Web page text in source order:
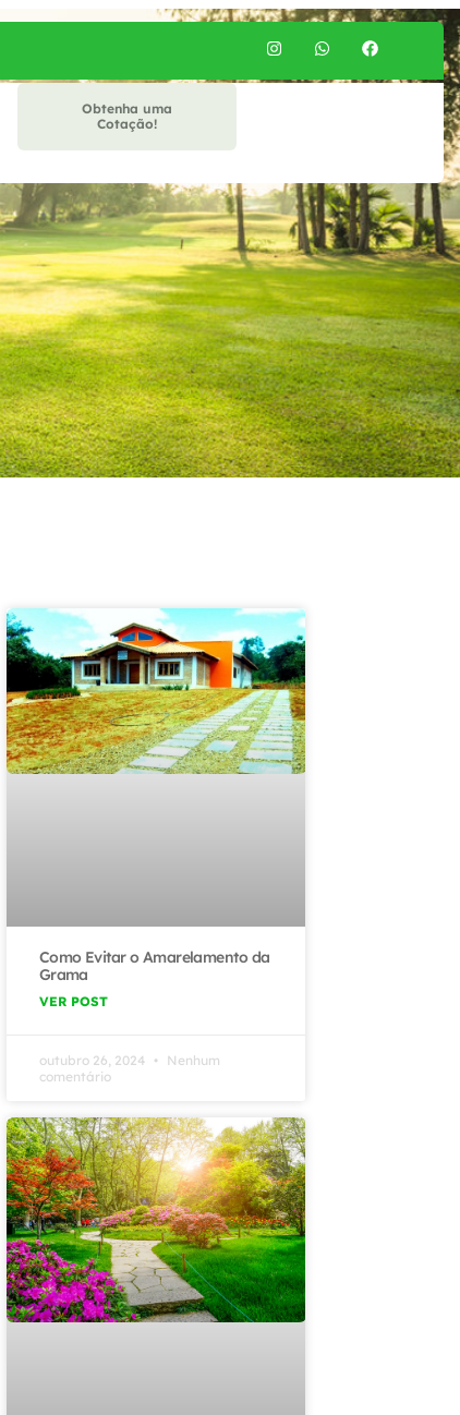
Obtenha uma
Cotação!
Como Evitar o Amarelamento da
Grama
VER POST
outubro 26, 2024
Nenhum
comentário